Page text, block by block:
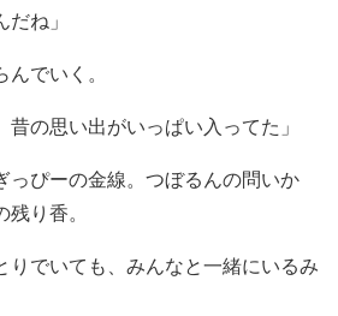
だね」
でいく。
昔の思い出がいっぱい入ってた」
っぴーの金線。つぼるんの問いか
り香。
りでいても、みんなと一緒にいるみ